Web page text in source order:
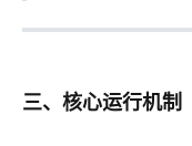
三、核心运行机制